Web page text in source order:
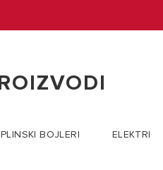
PLINSKI BOJLERI